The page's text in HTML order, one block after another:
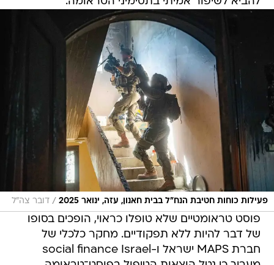
פעילות כוחות חטיבת הנח"ל בבית חאנון, עזה, ינואר 2025 / דובר צה"ל
פוסט טראומטיים שלא טופלו כראוי, הופכים בסופו
של דבר להיות ללא תפקודיים. מחקר כלכלי של
חברת MAPS ישראל ו-social finance Israel